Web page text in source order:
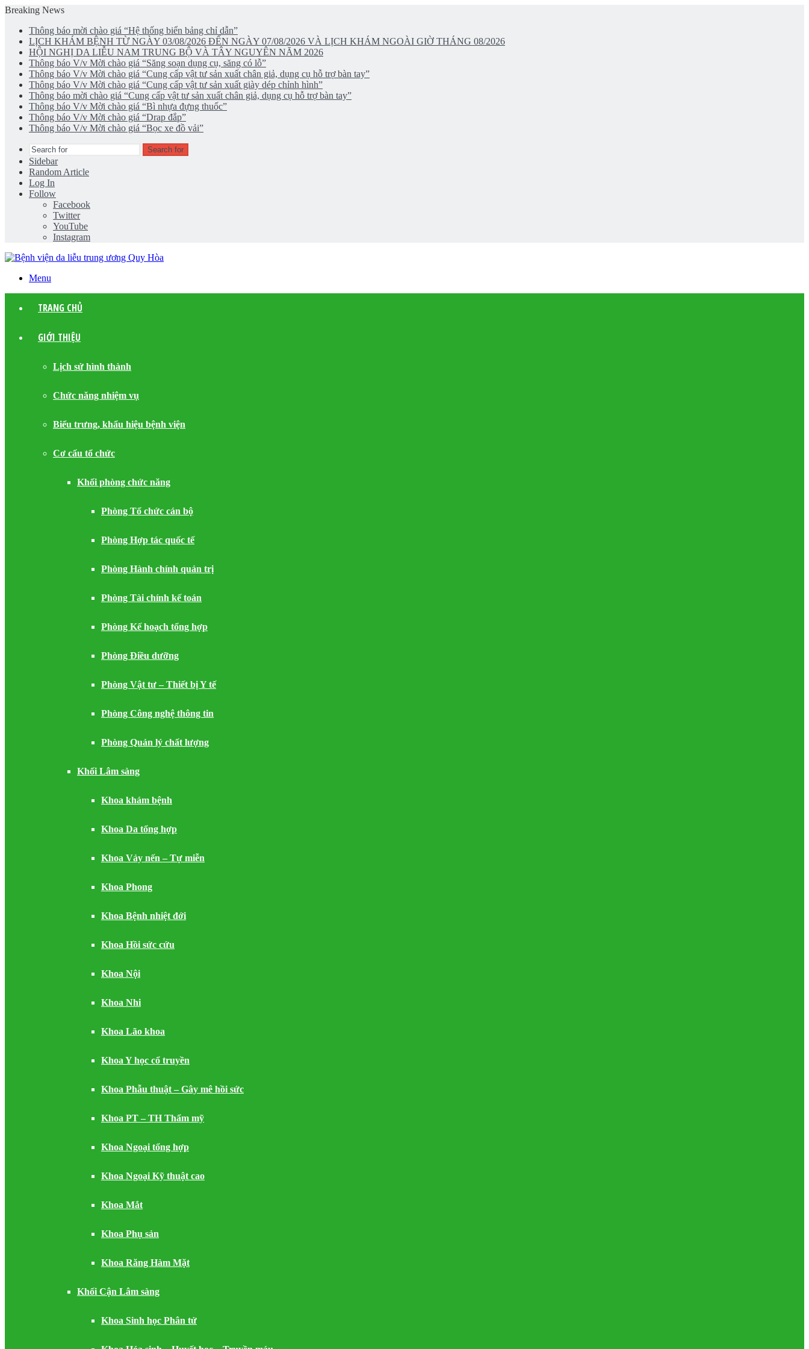
Breaking News
Thông báo mời chào giá “Hệ thống biển bảng chỉ dẫn”
LỊCH KHÁM BỆNH TỪ NGÀY 03/08/2026 ĐẾN NGÀY 07/08/2026 VÀ LỊCH KHÁM NGOÀI GIỜ THÁNG 08/2026
HỘI NGHỊ DA LIỄU NAM TRUNG BỘ VÀ TÂY NGUYÊN NĂM 2026
Thông báo V/v Mời chào giá “Săng soạn dụng cụ, săng có lỗ”
Thông báo V/v Mời chào giá “Cung cấp vật tư sản xuất chân giả, dụng cụ hỗ trợ bàn tay”
Thông báo V/v Mời chào giá “Cung cấp vật tư sản xuất giày dép chỉnh hình”
Thông báo mời chào giá “Cung cấp vật tư sản xuất chân giả, dụng cụ hỗ trợ bàn tay”
Thông báo V/v Mời chào giá “Bì nhựa đựng thuốc”
Thông báo V/v Mời chào giá “Drap đắp”
Thông báo V/v Mời chào giá “Bọc xe đồ vải”
Search for
Sidebar
Random Article
Log In
Follow
Facebook
Twitter
YouTube
Instagram
Menu
TRANG CHỦ
GIỚI THIỆU
Lịch sử hình thành
Chức năng nhiệm vụ
Biểu trưng, khẩu hiệu bệnh viện
Cơ cấu tổ chức
Khối phòng chức năng
Phòng Tổ chức cán bộ
Phòng Hợp tác quốc tế
Phòng Hành chính quản trị
Phòng Tài chính kế toán
Phòng Kế hoạch tổng hợp
Phòng Điều dưỡng
Phòng Vật tư – Thiết bị Y tế
Phòng Công nghệ thông tin
Phòng Quản lý chất lượng
Khối Lâm sàng
Khoa khám bệnh
Khoa Da tổng hợp
Khoa Vảy nến – Tự miễn
Khoa Phong
Khoa Bệnh nhiệt đới
Khoa Hồi sức cứu
Khoa Nội
Khoa Nhi
Khoa Lão khoa
Khoa Y học cổ truyền
Khoa Phẫu thuật – Gây mê hồi sức
Khoa PT – TH Thẩm mỹ
Khoa Ngoại tổng hợp
Khoa Ngoại Kỹ thuật cao
Khoa Mắt
Khoa Phụ sản
Khoa Răng Hàm Mặt
Khối Cận Lâm sàng
Khoa Sinh học Phân tử